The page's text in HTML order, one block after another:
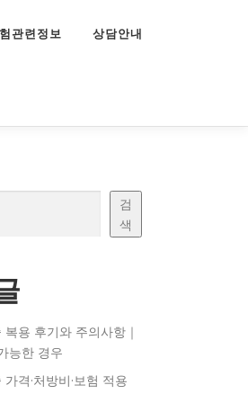
관련정보 상담안내
검
색
용 후기와 주의사항｜
능한 경우
격·처방비·보험 적용